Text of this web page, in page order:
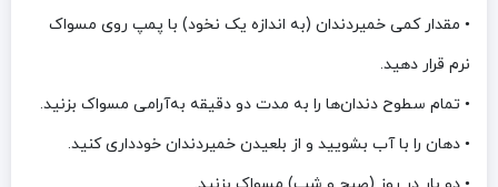
• مقدار کمی خمیردندان (به اندازه یک نخود) با پمپ روی مسواک
نرم قرار دهید.
• تمام سطوح دندان‌ها را به مدت دو دقیقه به‌آرامی مسواک بزنید.
• دهان را با آب بشویید و از بلعیدن خمیردندان خودداری کنید.